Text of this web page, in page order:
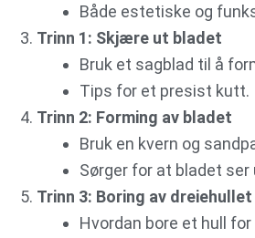
Både estetiske og
Trinn 1: Skjære ut bladet
Bruk et sagblad til å
Tips for et presist kutt.
Trinn 2: Forming av bladet
Bruk en kvern og
Sørger for at bladet ser
Trinn 3: Boring av dreiehullet
Hvordan bore et hull